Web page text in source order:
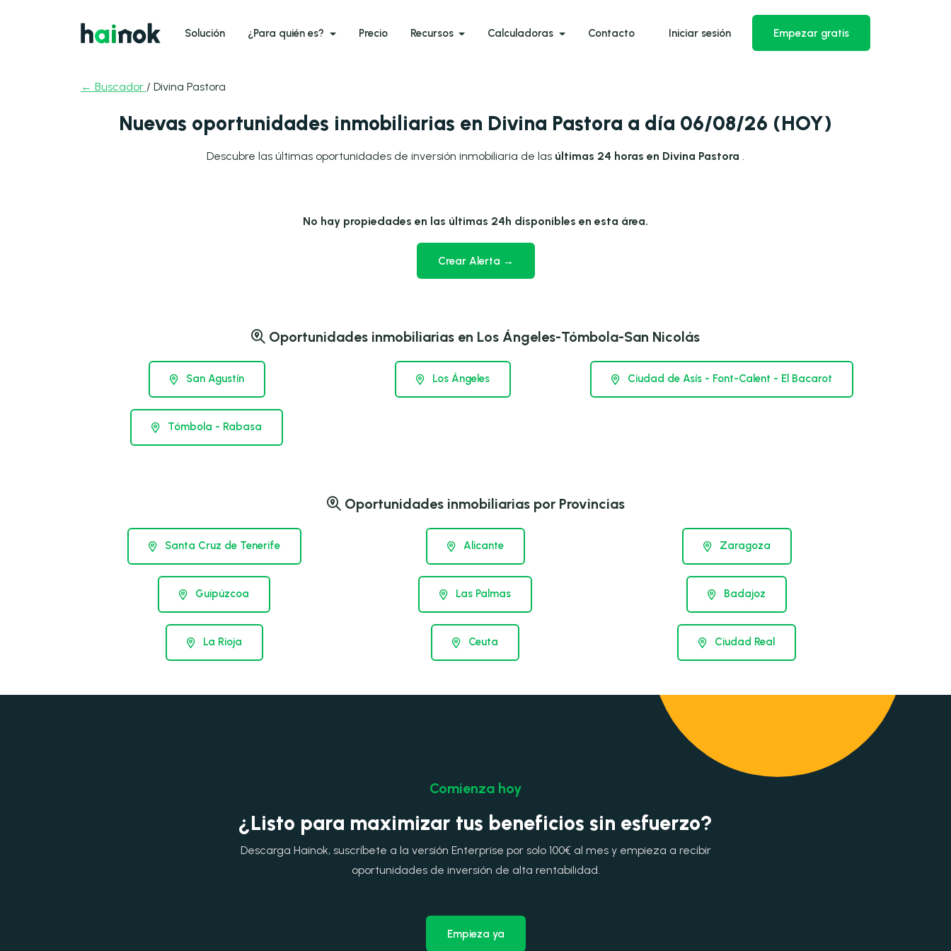
Solución ¿Para quién es? Precio Recursos Calculadoras Contacto Iniciar sesión Empezar gratis
← Buscador / Divina Pastora
Nuevas oportunidades inmobiliarias en Divina Pastora a día 06/08/26 (HOY)
Descubre las últimas oportunidades de inversión inmobiliaria de las últimas 24 horas en Divina Pastora .
No hay propiedades en las últimas 24h disponibles en esta área.
Crear Alerta →
Oportunidades inmobiliarias en Los Ángeles-Tómbola-San Nicolás
San Agustín Los Ángeles Ciudad de Asís - Font-Calent - El Bacarot
Tómbola - Rabasa
Oportunidades inmobiliarias por Provincias
Santa Cruz de Tenerife Alicante Zaragoza
Guipúzcoa Las Palmas Badajoz
La Rioja Ceuta Ciudad Real
Comienza hoy
¿Listo para maximizar tus beneficios sin esfuerzo?
Descarga Hainok, suscríbete a la versión Enterprise por solo 100€ al mes y empieza a recibir
oportunidades de inversión de alta rentabilidad.
Empieza ya